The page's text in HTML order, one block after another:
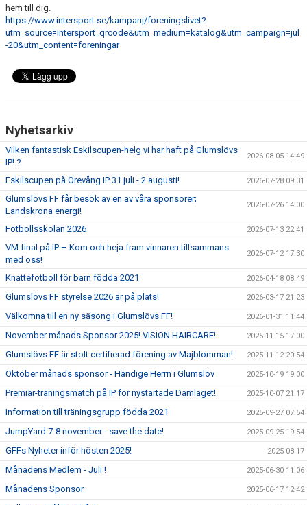
hem till dig.
https://www.intersport.se/kampanj/foreningslivet?
utm_source=intersport_qrcode&utm_medium=katalog&utm_campaign=jul
-20&utm_content=foreningar
Nyhetsarkiv
Vilken fantastisk Eskilscupen-helg vi har haft på Glumslövs
IP! ?
2026-08-05 14:49
Eskilscupen på Örevång IP 31 juli - 2 augusti! 2026-07-28 09:31
Glumslövs FF får besök av en av våra sponsorer;
Landskrona energi!
2026-07-26 14:00
Fotbollsskolan 2026 2026-07-13 22:41
VM-final på IP – Kom och heja fram vinnaren tillsammans
med oss!
2026-07-12 17:30
Knattefotboll för barn födda 2021 2026-04-18 08:49
Glumslövs FF styrelse 2026 är på plats! 2026-03-17 21:23
Välkomna till en ny säsong i Glumslövs FF! 2026-01-31 11:44
November månads Sponsor 2025! VISION HAIRCARE! 2025-11-15 17:00
Glumslövs FF är stolt certifierad förening av Majblomman! 2025-11-12 20:54
Oktober månads sponsor - Händige Herrn i Glumslöv 2025-10-19 19:00
Premiär-träningsmatch på IP för nystartade Damlaget! 2025-10-07 21:17
Information till träningsgrupp födda 2021 2025-09-27 07:54
JumpYard 7-8 november - save the date! 2025-09-25 19:54
GFFs Nyheter inför hösten 2025! 2025-08-17
Månadens Medlem - Juli ! 2025-06-30 11:06
Månadens Sponsor 2025-06-17 12:42